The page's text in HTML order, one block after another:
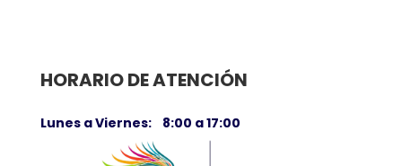
HORARIO DE ATENCIÓN
Lunes a Viernes: 8:00 a 17:00